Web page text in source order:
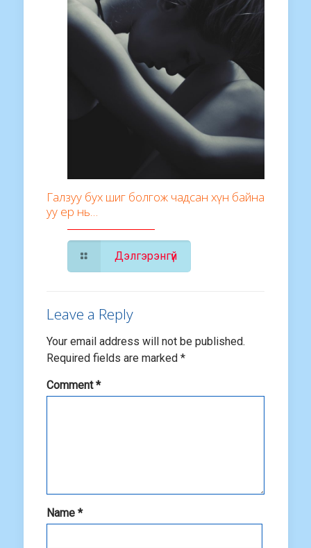
Галзуу бух шиг болгож чадсан хүн байна
уу ер нь…
Дэлгэрэнгүй
Leave a Reply
Your email address will not be published.
Required fields are marked *
Comment*
Name *